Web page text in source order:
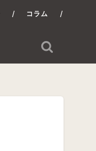
コラム